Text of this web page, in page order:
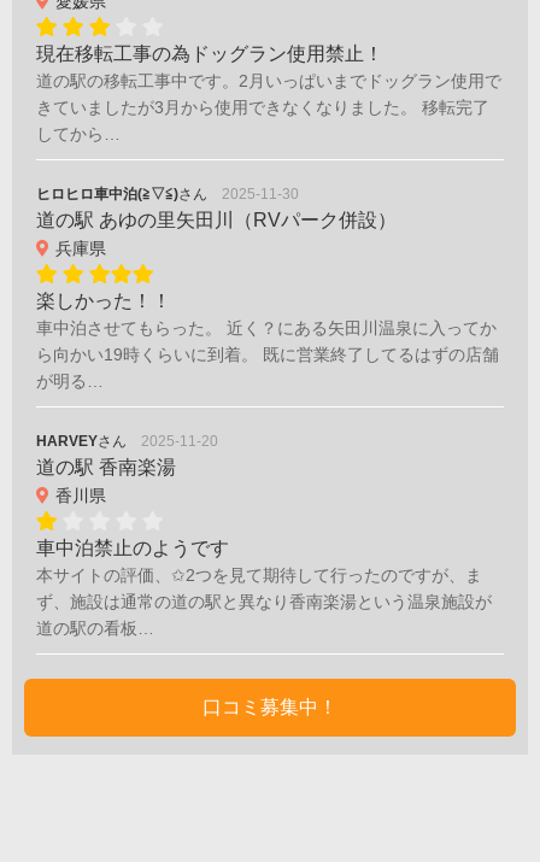
現在移転工事の為ドッグラン使用禁止！
道の駅の移転工事中です。2月いっぱいまでドッグラン使用で
きていましたが3月から使用できなくなりました。 移転完了
してから…
ヒロヒロ車中泊(≧▽≦)さん 2025-11-30
道の駅 あゆの里矢田川（RVパーク併設）
兵庫県
楽しかった！！
車中泊させてもらった。 近く？にある矢田川温泉に入ってか
ら向かい19時くらいに到着。 既に営業終了してるはずの店舗
が明る…
HARVEYさん 2025-11-20
道の駅 香南楽湯
香川県
車中泊禁止のようです
本サイトの評価、✩2つを見て期待して行ったのですが、ま
ず、施設は通常の道の駅と異なり香南楽湯という温泉施設が
道の駅の看板…
口コミ募集中！